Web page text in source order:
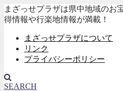
まざっせプラザは県中地域のお
得情報や行楽地情報が満載！
まざっせプラザについて
リンク
プライバシーポリシー
SEARCH